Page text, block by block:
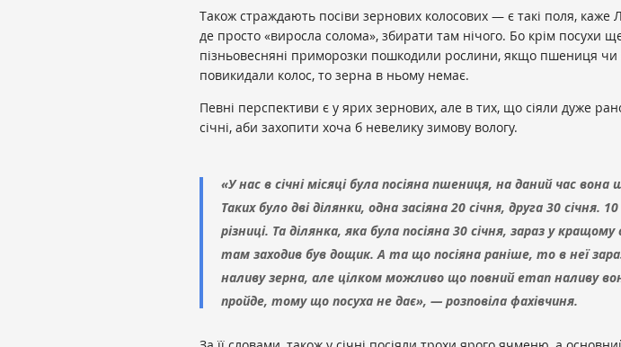
Також страждають посіви зернових колосових — є такі поля, каже
де просто «виросла солома», збирати там нічого. Бо крім посухи
пізньовесняні приморозки пошкодили рослини, якщо пшениця чи
повикидали колос, то зерна в ньому немає.
Певні перспективи є у ярих зернових, але в тих, що сіяли дуже
січні, аби захопити хоча б невелику зимову вологу.
«У нас в січні місяці була посіяна пшениця, на даний час вона
Таких було дві ділянки, одна засіяна 20 січня, друга 30 січня.
різниці. Та ділянка, яка була посіяна 30 січня, зараз у
там заходив був дощик. А та що посіяна раніше, то в неї
наливу зерна, але цілком можливо що повний етап наливу
пройде, тому що посуха не дає», — розповіла фахівчиня.